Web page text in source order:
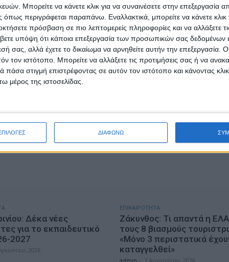
Μπορείτε να κάνετε κλικ για να συναινέσετε στην επεξεργασία
περιγράφεται παραπάνω. Εναλλακτικά, μπορείτε να κάνετε κλικ
πρόσβαση σε πιο λεπτομερείς πληροφορίες και να αλλάξετε
υπόψη ότι κάποια επεξεργασία των προσωπικών σας δεδομένων
σας, αλλά έχετε το δικαίωμα να αρνηθείτε αυτήν την επεξεργασία.
τον ιστότοπο. Μπορείτε να αλλάξετε τις προτιμήσεις σας ή να
στιγμή επιστρέφοντας σε αυτόν τον ιστότοπο και κάνοντας
μέρος της ιστοσελίδας.
ΔΙΑΦΩΝΩ
- Advertisement -
Δέκα νέες
για το εκπαιδευτικό
2027
2026
ΕΠΙΚΑΙΡΟΤΗΤΑ
Ζάκυνθος: Τι απαντά η
τους 8 βιασμούς
«Μόνο 3 περιστατικά
καταγγελθεί»
admin 7 Αυγούστου, 2026